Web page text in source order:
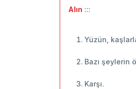
Alın :::
Yüzün,
Bazı şeylerin
Karşı.